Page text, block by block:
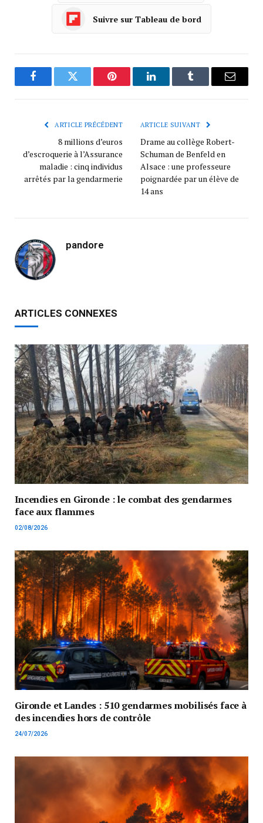
Suivre sur Tableau de bord
FacebookTwitter Pinterest LinkedInTumblr
ARTICLE PRÉCÉDENT
8 millions d’euros
d’escroquerie à l’Assurance
maladie : cinq individus
arrêtés par la gendarmerie
ARTICLE SUIVANT
Drame au collège Robert-
Schuman de Benfeld en
Alsace : une professeure
poignardée par un élève de
14 ans
pandore
ARTICLES CONNEXES
Incendies en Gironde : le combat des gendarmes
face aux flammes
02/08/2026
Gironde et Landes : 510 gendarmes mobilisés face à
des incendies hors de contrôle
24/07/2026